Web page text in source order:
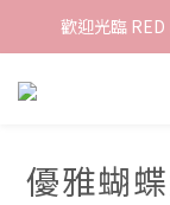
歡迎光臨
歡迎光臨
優雅蝴